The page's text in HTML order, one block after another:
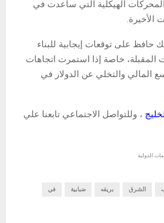
الهيكلية التي ساعدت في
الأخيرة.
حافظ على توقعات إيجابية للبناء
خاصة إذا استمرت اتجاهات
المالي والتخلي عن الدولار في
، وللتواصل الاجتماعي تابعنا علي
الدولية
الشرق بريقه ضبابية في